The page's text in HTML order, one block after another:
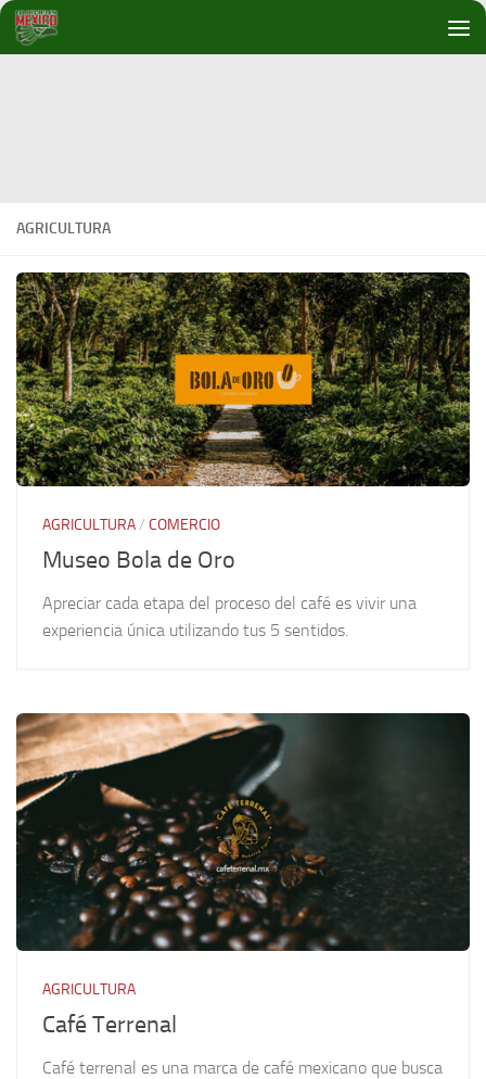
Debajo del contenido
AGRICULTURA
AGRICULTURA/ COMERCIO
Museo Bola de Oro
Apreciar cada etapa del proceso del café es vivir una
experiencia única utilizando tus 5 sentidos.
AGRICULTURA
Café Terrenal
Café terrenal es una marca de café mexicano que busca